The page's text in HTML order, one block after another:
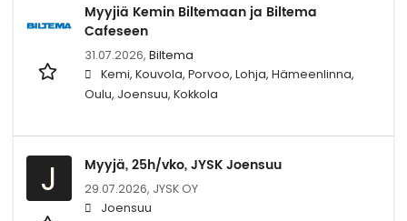
Myyjiä Kemin Biltemaan ja Biltema
Cafeseen
31.07.2026, Biltema
Kemi, Kouvola, Porvoo, Lohja, Hämeenlinna,
Oulu, Joensuu, Kokkola
J Myyjä, 25h/vko, JYSK Joensuu
29.07.2026, JYSK OY
Joensuu